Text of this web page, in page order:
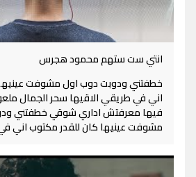
انتي ست ستهم محمود هجرس
خطفتني ودوبت دوب اول مشوفت
اني في طريقي الاقيها سحر الجمال
فيها معرفتش اداري شوقي خطفتني
مشوفت عينيها كان للقدر مكتوب اني